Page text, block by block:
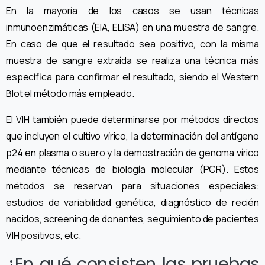
En la mayoría de los casos se usan técnicas
inmunoenzimáticas (EIA, ELISA) en una muestra de sangre.
En caso de que el resultado sea positivo, con la misma
muestra de sangre extraída se realiza una técnica más
específica para confirmar el resultado, siendo el Western
Blot el método más empleado.
El VIH también puede determinarse por métodos directos
que incluyen el cultivo vírico, la determinación del antígeno
p24 en plasma o suero y la demostración de genoma vírico
mediante técnicas de biología molecular (PCR). Estos
métodos se reservan para situaciones especiales:
estudios de variabilidad genética, diagnóstico de recién
nacidos, screening de donantes, seguimiento de pacientes
VIH positivos, etc.